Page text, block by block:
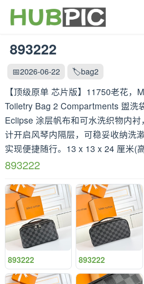
893222
📅2026-06-22 🏷️bag2
【顶级原单 芯片版】11750老花，
Toiletry Bag 2 Compartments 盥洗
Eclipse 涂层帆布和可水洗织物内
计开启风琴内隔层，可稳妥收纳洗
实现便捷随行。13 x 13 x 24 厘米(
893222
893222 893222